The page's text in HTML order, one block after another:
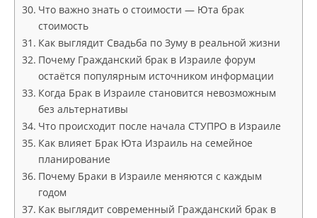
Что важно знать о стоимости — Юта брак
стоимость
Как выглядит Свадьба по Зуму в реальной жизни
Почему Гражданский брак в Израиле форум
остаётся популярным источником информации
Когда Брак в Израиле становится невозможным
без альтернативы
Что происходит после начала СТУПРО в Израиле
Как влияет Брак Юта Израиль на семейное
планирование
Почему Браки в Израиле меняются с каждым
годом
Как выглядит современный Гражданский брак в